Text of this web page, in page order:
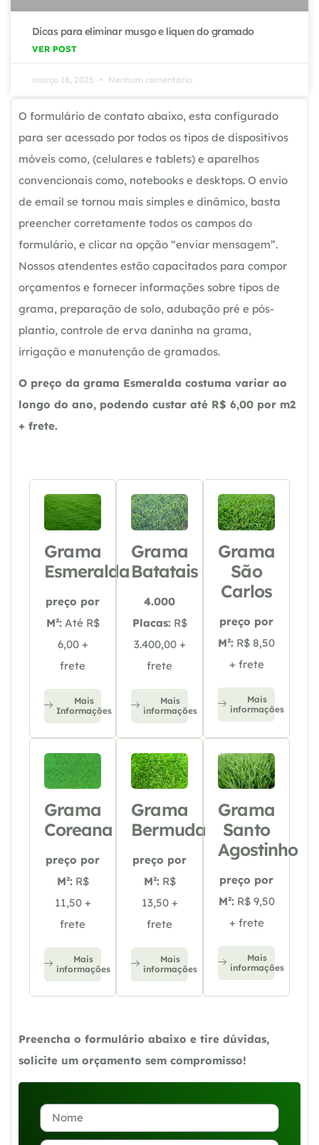
Dicas para eliminar musgo e líquen do gramado
VER POST
março 18, 2025 Nenhum comentário
O formulário de contato abaixo, esta configurado
para ser acessado por todos os tipos de dispositivos
móveis como, (celulares e tablets) e aparelhos
convencionais como, notebooks e desktops. O envio
de email se tornou mais simples e dinâmico, basta
preencher corretamente todos os campos do
formulário, e clicar na opção “enviar mensagem”.
Nossos atendentes estão capacitados para compor
orçamentos e fornecer informações sobre tipos de
grama, preparação de solo, adubação pré e pós-
plantio, controle de erva daninha na grama,
irrigação e manutenção de gramados.
O preço da grama Esmeralda costuma variar ao
longo do ano, podendo custar até R$ 6,00 por m2
+ frete.
Grama
Esmeralda
preço por
M²: Até R$
6,00 +
frete
Mais
Informações
Grama
Batatais
4.000
Placas: R$
3.400,00 +
frete
Mais
informações
Grama
São
Carlos
preço por
M²: R$ 8,50
+ frete
Mais
informações
Grama
Coreana
preço por
M²: R$
11,50 +
frete
Mais
informações
Grama
Bermuda
preço por
M²: R$
13,50 +
frete
Mais
informações
Grama
Santo
Agostinho
preço por
M²: R$ 9,50
+ frete
Mais
informações
Preencha o formulário abaixo e tire dúvidas,
solicite um orçamento sem compromisso!